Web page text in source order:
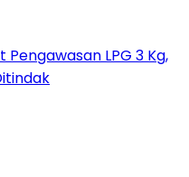
LPG 3 Kg,